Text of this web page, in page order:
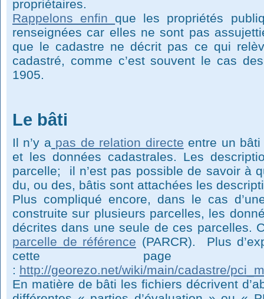
propriétaires.
Rappelons enfinque les propriétés
renseignées car elles ne sont pas
que le cadastre ne décrit pas ce qui
cadastré, comme c’est souvent le cas
1905.
Le bâti
Il n’y apas de relation directe entre un bâti
et les données cadastrales. Les
parcelle; il n’est pas possible de savoir à
du, ou des, bâtis sont attachées les
Plus compliqué encore, dans le cas
construite sur plusieurs parcelles, les
décrites dans une seule de ces parcelles.
parcelle de référence (PARCR). Plus
cette page
: http://georezo.net/wiki/main/cadastre/
En matière de bâti les fichiers décrivent